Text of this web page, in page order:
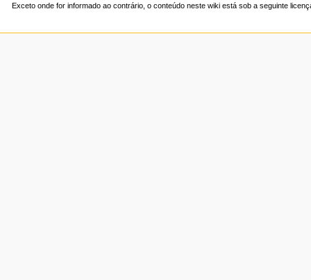
Exceto onde for informado ao contrário, o conteúdo neste wiki está sob a seguinte